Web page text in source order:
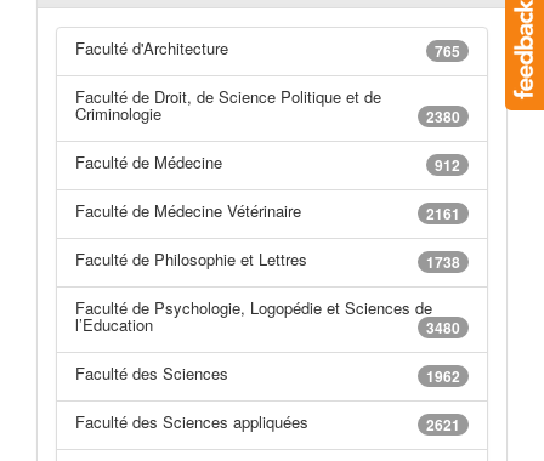
Faculté d'Architecture 765
Faculté de Droit, de Science Politique et de
Criminologie 2380
Faculté de Médecine 912
Faculté de Médecine Vétérinaire 2161
Faculté de Philosophie et Lettres 1738
Faculté de Psychologie, Logopédie et Sciences de
l’Education 3480
Faculté des Sciences 1962
Faculté des Sciences appliquées 2621